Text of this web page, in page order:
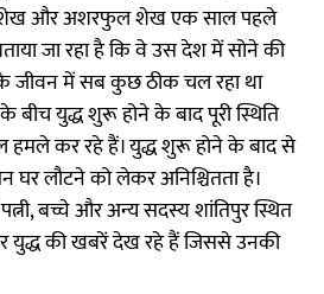
शेख और अशरफुल शेख एक साल पहले
जा रहा है कि वे उस देश में सोने की
जीवन में सब कुछ ठीक चल रहा था
युद्ध शुरू होने के बाद पूरी स्थिति
हमले कर रहे हैं। युद्ध शुरू होने के बाद से
घर लौटने को लेकर अनिश्चितता है।
बच्चे और अन्य सदस्य शांतिपुर स्थित
युद्ध की खबरें देख रहे हैं जिससे उनकी